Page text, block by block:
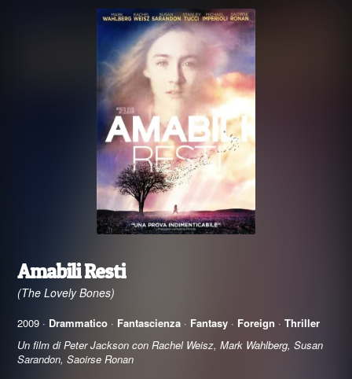
Amabili Resti
(The Lovely Bones)
2009 · Drammatico · Fantascienza · Fantasy · Foreign ·Thriller
Un film di Peter Jackson con Rachel Weisz, Mark Wahlberg, Susan
Sarandon, Saoirse Ronan